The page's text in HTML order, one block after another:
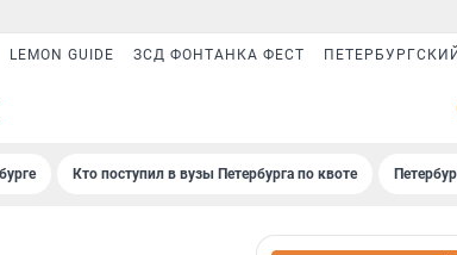
LEMON GUIDE ЗСД ФОНТАНКА ФЕСТ
Кто поступил в вузы Петербурга по квоте